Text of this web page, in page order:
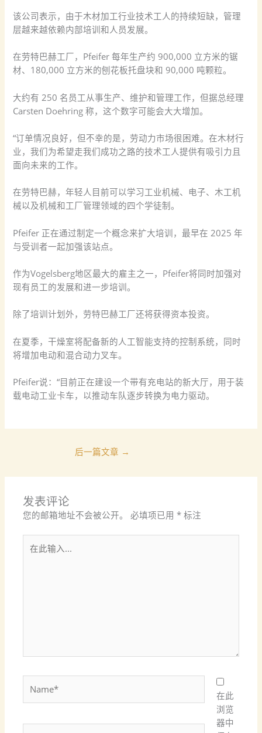
该公司表示，由于木材加工行业技术工人的持续短缺，管理
层越来越依赖内部培训和人员发展。
在劳特巴赫工厂，Pfeifer 每年生产约 900,000 立方米的锯
材、180,000 立方米的刨花板托盘块和 90,000 吨颗粒。
大约有 250 名员工从事生产、维护和管理工作，但据总经理
Carsten Doehring 称，这个数字可能会大大增加。
“订单情况良好，但不幸的是，劳动力市场很困难。在木材行
业，我们为希望走我们成功之路的技术工人提供有吸引力且
面向未来的工作。
在劳特巴赫，年轻人目前可以学习工业机械、电子、木工机
械以及机械和工厂管理领域的四个学徒制。
Pfeifer 正在通过制定一个概念来扩大培训，最早在 2025 年
与受训者一起加强该站点。
作为Vogelsberg地区最大的雇主之一，Pfeifer将同时加强对
现有员工的发展和进一步培训。
除了培训计划外，劳特巴赫工厂还将获得资本投资。
在夏季，干燥室将配备新的人工智能支持的控制系统，同时
将增加电动和混合动力叉车。
Pfeifer说：“目前正在建设一个带有充电站的新大厅，用于装
载电动工业卡车，以推动车队逐步转换为电力驱动。
后一篇文章 →
发表评论
您的邮箱地址不会被公开。 必填项已用* 标注
此
在此
浏览
器中